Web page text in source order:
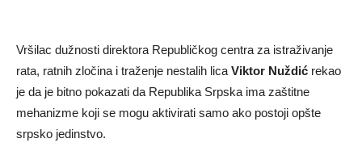
Vršilac dužnosti direktora Republičkog centra za istraživanje
rata, ratnih zločina i traženje nestalih lica Viktor Nuždić rekao
je da je bitno pokazati da Republika Srpska ima zaštitne
mehanizme koji se mogu aktivirati samo ako postoji opšte
srpsko jedinstvo.